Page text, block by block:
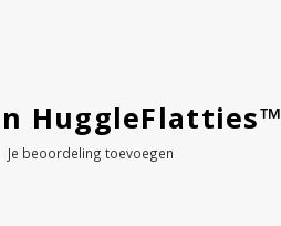
HuggleFlatties™
Je beoordeling toevoegen